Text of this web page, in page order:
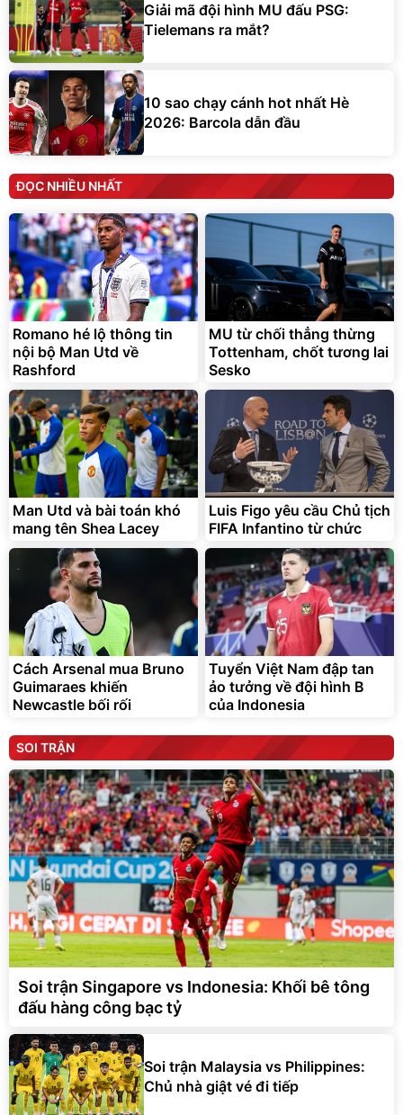
Giải mã đội hình MU đấu PSG:
Tielemans ra mắt?
10 sao chạy cánh hot nhất Hè
2026: Barcola dẫn đầu
ĐỌC NHIỀU NHẤT
Romano hé lộ thông tin
nội bộ Man Utd về
Rashford
MU từ chối thẳng thừng
Tottenham, chốt tương lai
Sesko
Man Utd và bài toán khó
mang tên Shea Lacey
Luis Figo yêu cầu Chủ tịch
FIFA Infantino từ chức
Cách Arsenal mua Bruno
Guimaraes khiến
Newcastle bối rối
Tuyển Việt Nam đập tan
ảo tưởng về đội hình B
của Indonesia
SOI TRẬN
Soi trận Singapore vs Indonesia: Khối bê tông
đấu hàng công bạc tỷ
Soi trận Malaysia vs Philippines:
Chủ nhà giật vé đi tiếp